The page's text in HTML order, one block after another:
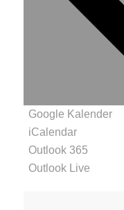
Google Kalender
iCalendar
Outlook 365
Outlook Live